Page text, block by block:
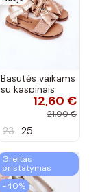
Basutės vaikams
su kaspinais
aukso spalvos
12,60 €
21,00 €
23 25
Greitas
pristatymas
−40%